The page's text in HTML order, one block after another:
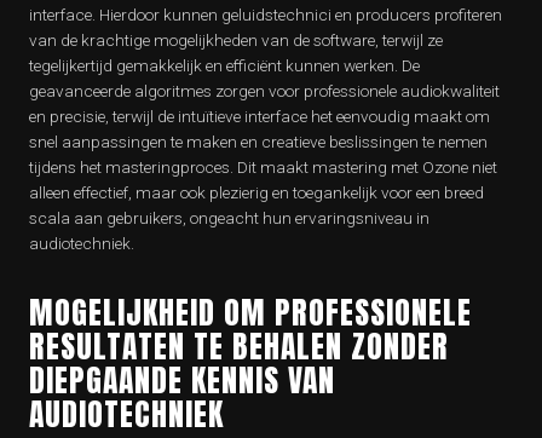
interface. Hierdoor kunnen geluidstechnici en producers profiteren
van de krachtige mogelijkheden van de software, terwijl ze
tegelijkertijd gemakkelijk en efficiënt kunnen werken. De
geavanceerde algoritmes zorgen voor professionele audiokwaliteit
en precisie, terwijl de intuïtieve interface het eenvoudig maakt om
snel aanpassingen te maken en creatieve beslissingen te nemen
tijdens het masteringproces. Dit maakt mastering met Ozone niet
alleen effectief, maar ook plezierig en toegankelijk voor een breed
scala aan gebruikers, ongeacht hun ervaringsniveau in
audiotechniek.
MOGELIJKHEID OM PROFESSIONELE
RESULTATEN TE BEHALEN ZONDER
DIEPGAANDE KENNIS VAN
AUDIOTECHNIEK